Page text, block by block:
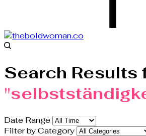
Search Results
Date Range
Filter by Category